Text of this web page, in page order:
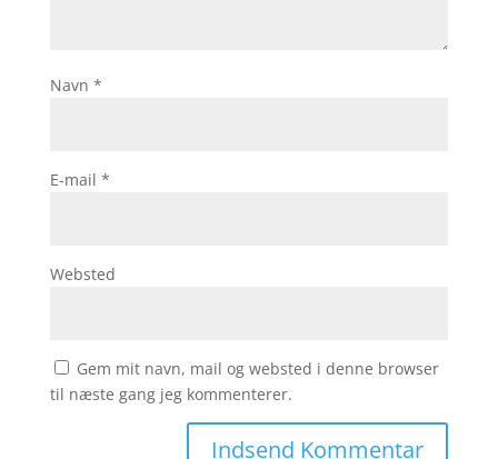
Navn *
E-mail *
Websted
Gem mit navn, mail og websted i denne browser
til næste gang jeg kommenterer.